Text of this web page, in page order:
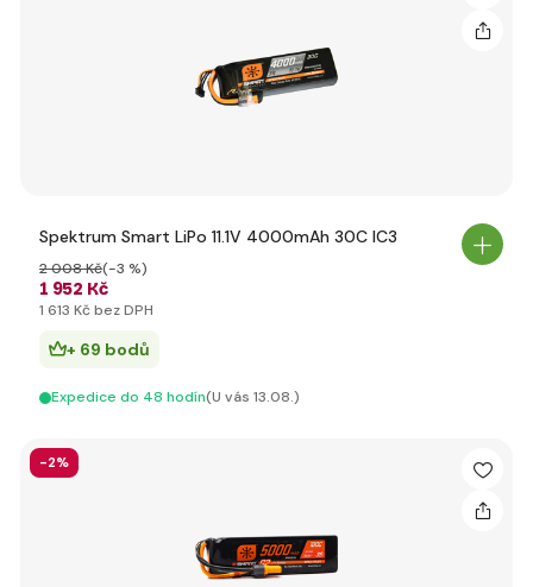
Spektrum Smart LiPo 11.1V 4000mAh 30C IC3
1 952 Kč
2 008 Kč(-3 %)
1 613 Kč bez DPH
+ 69 bodů
Expedice do 48 hodín(U vás 13.08.)
-2%